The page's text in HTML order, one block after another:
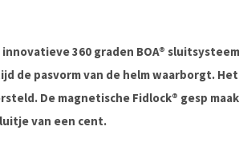
innovatieve 360 graden BOA®
de pasvorm van de helm waarborgt.
De magnetische Fidlock® gesp
van een cent.